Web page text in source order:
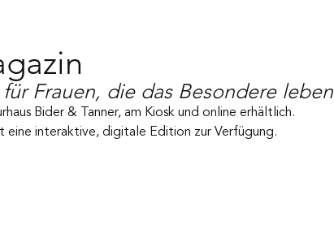
Frauen, die das Besondere leben
Bider & Tanner, am Kiosk und online erhältlich.
eine interaktive, digitale Edition zur Verfügung.